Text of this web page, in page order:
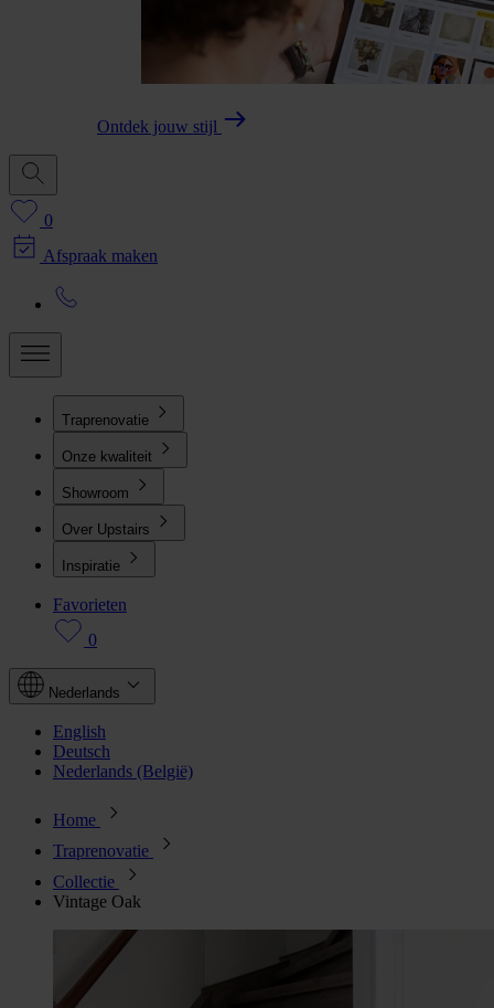
Ontdek jouw stijl
0
Afspraak maken
Traprenovatie
Onze kwaliteit
Showroom
Over Upstairs
Inspiratie
Favorieten
0
Nederlands
English
Deutsch
Nederlands (België)
Home
Traprenovatie
Collectie
Vintage Oak